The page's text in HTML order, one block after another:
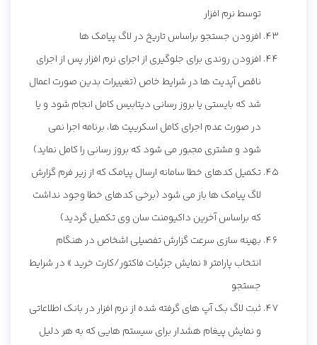
توسط نرم افزار
افزودن جستجو براساس تاریخ در لاگ پیامک ها
افزودن روندی برای جلوگیری از اجرای نرم افزار پس از اجرای
ناقص آپدیت ها در شرایط خاص (تغییرات بدین صورت اعمال
شد که بایستی یا بروز رسانی دیتابیس کامل انجام شود و یا
در صورت عدم اجرای کامل اسکریپت ها، برنامه اجرا نمی
شود و مشتری مجبور می شود که بروز رسانی را کامل نماید)
تکمیل کدهای خطا سامانه ارسال پیامک که از زیر فرم گزارش
لاگ پیامک ها باز می شود (برخی کدهای خطا وجود نداشت
که براساس آخرین داکیومنت سان وی تکمیل گردید)
بهینه سازی سرعت گزارش تفصیلی اشخاص در هنگام
انتخاب پارامتر « نمایش جزئیات فاکتور/کارت خرید » در شرایط
جستجو
ثبت لاگ بک آپ های گرفته شده از نرم افزار در بانک اطلاعاتی
و نمایش پیغام هشدار برای سیستم هایی که به هر دلیل